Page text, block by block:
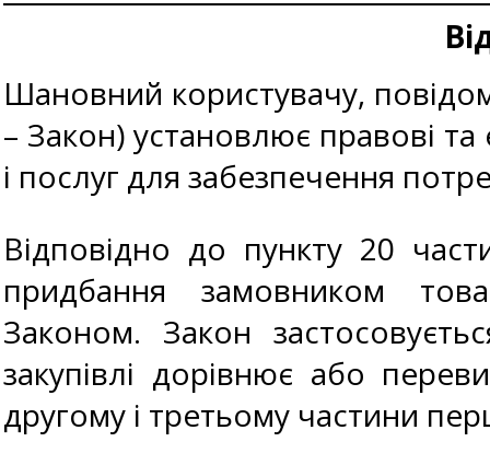
Шановний користувачу,
– Закон) установлює правові та
і послуг для забезпечення
Відповідно до пункту 20
придбання замовником
Законом. Закон
закупівлі дорівнює або
другому і третьому частини